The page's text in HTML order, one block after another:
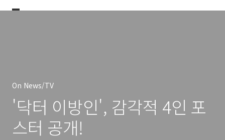
On News/TV
'닥터 이방인', 감각적 4인 포
스터 공개!